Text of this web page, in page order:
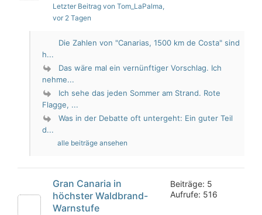
Letzter Beitrag von Tom_LaPalma,
vor 2 Tagen
Die Zahlen von "Canarias, 1500 km de Costa" sind
h...
Das wäre mal ein vernünftiger Vorschlag. Ich
nehme...
Ich sehe das jeden Sommer am Strand. Rote
Flagge, ...
Was in der Debatte oft untergeht: Ein guter Teil
d...
alle beiträge ansehen
Gran Canaria in
höchster Waldbrand-
Warnstufe
Beiträge: 5
Aufrufe: 516